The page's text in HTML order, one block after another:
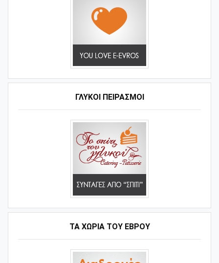
ΓΛΥΚΟΊ ΠΕΙΡΑΣΜΟΊ
ΤΑ ΧΩΡΙΆ ΤΟΥ ΈΒΡΟΥ